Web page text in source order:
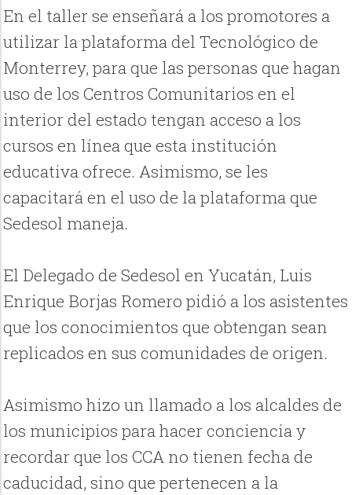
En el taller se enseñará a los promotores a
utilizar la plataforma del Tecnológico de
Monterrey, para que las personas que hagan
uso de los Centros Comunitarios en el
interior del estado tengan acceso a los
cursos en línea que esta institución
educativa ofrece. Asimismo, se les
capacitará en el uso de la plataforma que
Sedesol maneja.
El Delegado de Sedesol en Yucatán, Luis
Enrique Borjas Romero pidió a los asistentes
que los conocimientos que obtengan sean
replicados en sus comunidades de origen.
Asimismo hizo un llamado a los alcaldes de
los municipios para hacer conciencia y
recordar que los CCA no tienen fecha de
caducidad, sino que pertenecen a la